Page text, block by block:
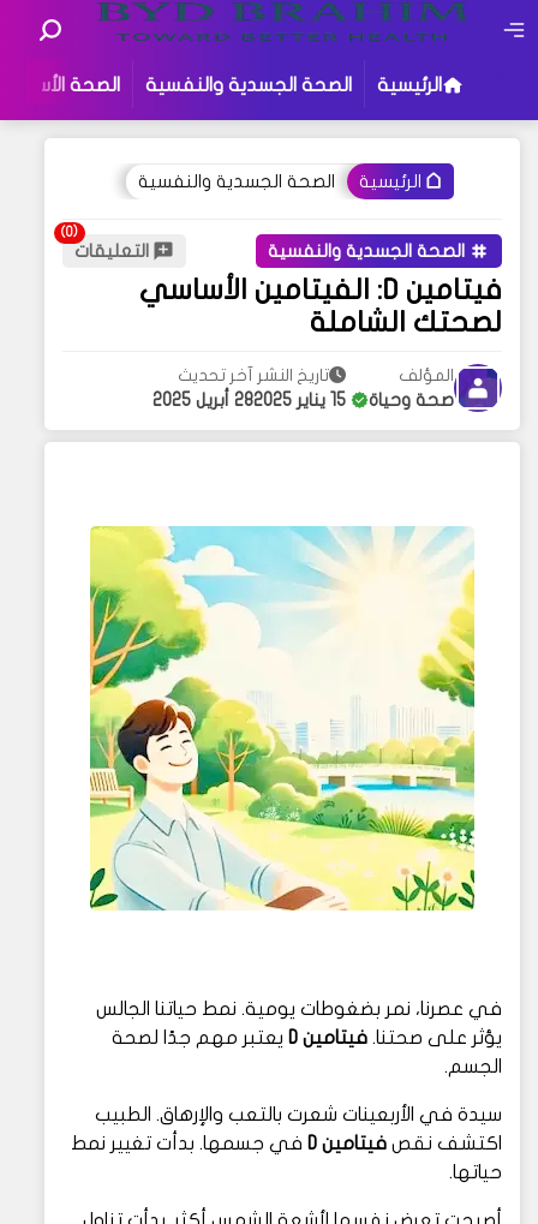
الرئيسية الصحة الجسدية والنفسية الصحة الأسرية
الرئيسية الصحة الجسدية والنفسية
الصحة الجسدية والنفسية التعليقات
فيتامين D: الفيتامين الأساسي
لصحتك الشاملة
المؤلف
صحة وحياة
تاريخ النشر
15 يناير 2025
آخر تحديث
28 أبريل 2025
في عصرنا، نمر بضغوطات يومية. نمط حياتنا الجالس
يؤثر على صحتنا. فيتامين D
يعتبر مهم جدًا لصحة
الجسم.
سيدة في الأربعينات شعرت بالتعب والإرهاق. الطبيب
اكتشف نقص فيتامين D
في جسمها. بدأت تغيير نمط
حياتها.